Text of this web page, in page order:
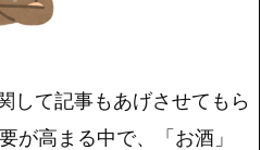
して記事もあげさせてもら
が高まる中で、「お酒」